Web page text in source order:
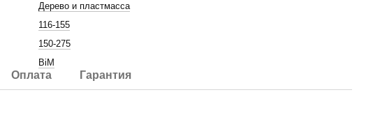
Дерево и пластмасса
116-155
150-275
BiM
Оплата Гарантия